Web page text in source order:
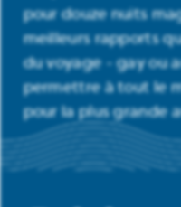
pour douze nuits
meilleurs rapports
du voyage - gay ou
permettre à tout le
pour la plus grande